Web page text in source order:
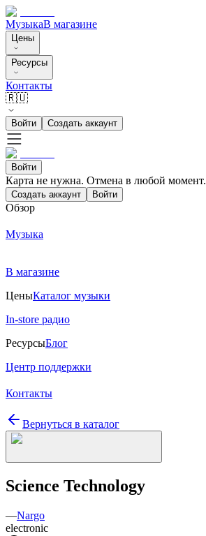
МузыкаВ магазине
Цены
Ресурсы
Контакты
🇷🇺
Войти Создать аккаунт
Войти
Карта не нужна. Отмена в любой момент.
Создать аккаунт Войти
Обзор
Музыка
В магазине
ЦеныКаталог музыки
In-store радио
РесурсыБлог
Центр поддержки
Контакты
Вернуться в каталог
Science Technology
—Nargo
electronic